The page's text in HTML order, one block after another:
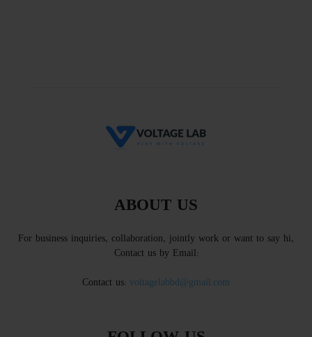
ABOUT US
For business inquiries, collaboration, jointly work or want to say hi,
Contact us by Email:
Contact us: voltagelabbd@gmail.com